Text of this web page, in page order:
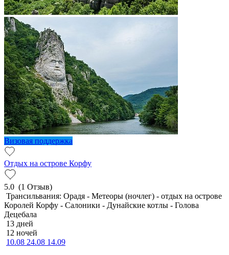
Визовая поддержка
Отдых на острове Корфу
5.0 (1 Отзыв)
Трансильвания: Орадя - Метеоры (ночлег) - отдых на острове
Королей Корфу - Салоники - Дунайские котлы - Голова
Децебала
13 дней
12 ночей
10.08 24.08 14.09